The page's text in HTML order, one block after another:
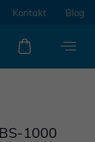
Kontakt Blog
1000